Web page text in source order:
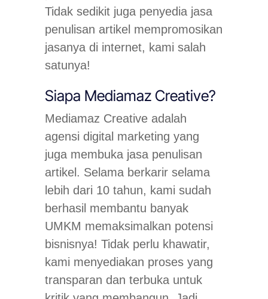
Tidak sedikit juga penyedia jasa
penulisan artikel mempromosikan
jasanya di internet, kami salah
satunya!
Siapa Mediamaz Creative?
Mediamaz Creative adalah
agensi digital marketing yang
juga membuka jasa penulisan
artikel. Selama berkarir selama
lebih dari 10 tahun, kami sudah
berhasil membantu banyak
UMKM memaksimalkan potensi
bisnisnya! Tidak perlu khawatir,
kami menyediakan proses yang
transparan dan terbuka untuk